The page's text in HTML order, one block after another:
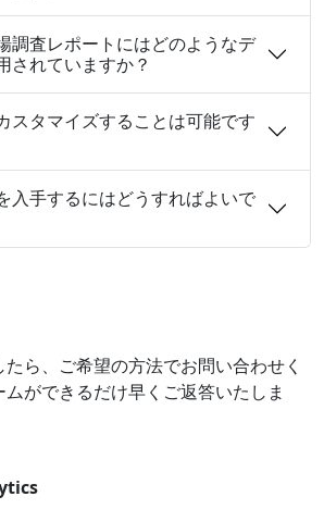
調査レポートにはどのようなデ
されていますか？
スタマイズすることは可能です
入手するにはどうすればよいで
ら、ご希望の方法でお問い合わせく
ができるだけ早くご返答いたしま